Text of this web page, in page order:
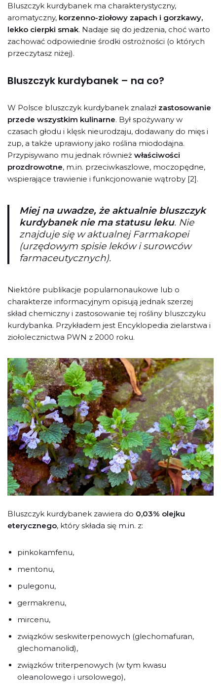
Bluszczyk kurdybanek ma charakterystyczny,
aromatyczny, korzenno-ziołowy zapach i gorzkawy,
lekko cierpki smak. Nadaje się do jedzenia, choć warto
zachować odpowiednie środki ostrożności (o których
przeczytasz niżej).
Bluszczyk kurdybanek – na co?
W Polsce bluszczyk kurdybanek znalazł zastosowanie
przede wszystkim kulinarne. Był spożywany w
czasach głodu i klęsk nieurodzaju, dodawany do mięs i
zup, a także uprawiony jako roślina miododajna.
Przypisywano mu jednak również właściwości
prozdrowotne, m.in. przeciwkaszlowe, moczopędne,
wspierające trawienie i funkcjonowanie wątroby [2].
Miej na uwadze, że aktualnie bluszczyk
kurdybanek nie ma statusu leku. Nie
znajduje się w aktualnej Farmakopei
(urzędowym spisie leków i surowców
farmaceutycznych).
Niektóre publikacje popularnonaukowe lub o
charakterze informacyjnym opisują jednak szerzej
skład chemiczny i zastosowanie tej rośliny bluszczyku
kurdybanka. Przykładem jest Encyklopedia zielarstwa i
ziołolecznictwa PWN z 2000 roku.
Bluszczyk kurdybanek zawiera do 0,03% olejku
eterycznego, który składa się m.in. z:
pinkokamfenu,
mentonu,
pulegonu,
germakrenu,
mircenu,
związków seskwiterpenowych (glechomafuran,
glechomanolid),
związków triterpenowych (w tym kwasu
oleanolowego i ursolowego),